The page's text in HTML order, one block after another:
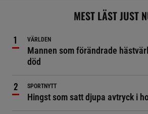
MEST LÄST JUST
VÄRLDEN
Mannen som förändrade
död
SPORTNYTT
Hingst som satt djupa avtryck i